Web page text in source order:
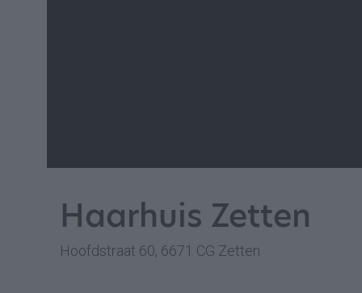
Haarhuis Zetten
Hoofdstraat 60, 6671 CG Zetten